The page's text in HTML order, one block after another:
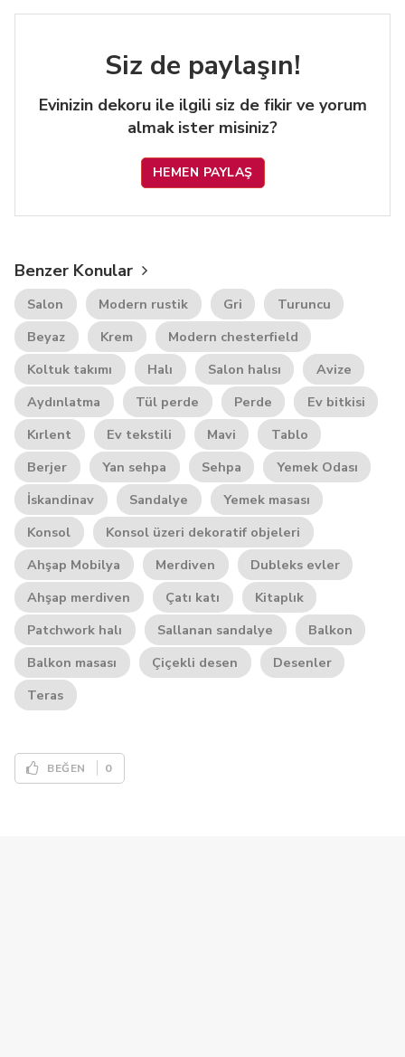
Siz de paylaşın!
Evinizin dekoru ile ilgili siz de fikir ve yorum
almak ister misiniz?
HEMEN PAYLAŞ
Benzer Konular
Salon Modern rustik Gri
Turuncu
Beyaz
Krem
Modern chesterfield
Koltuk takımı
Halı Salon halısı
Avize
Aydınlatma
Tül perde Perde
Ev bitkisi
Kırlent
Ev tekstili Mavi
Tablo
Berjer
Yan sehpa Sehpa
Yemek Odası
İskandinav
Sandalye
Yemek masası
Konsol
Konsol üzeri dekoratif objeleri
Ahşap Mobilya
Merdiven
Dubleks evler
Ahşap merdiven
Çatı katı
Kitaplık
Patchwork halı
Sallanan sandalye
Balkon
Balkon masası
Çiçekli desen
Desenler
Teras
BEĞEN 0